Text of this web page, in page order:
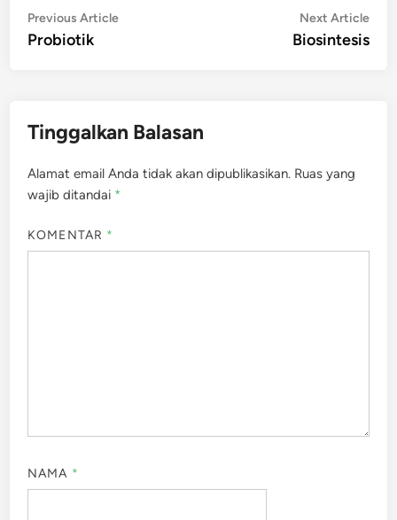
Navigasi
pos
Previous ArticlePrevious
Probiotik
Next Article
Biosintesis
Tinggalkan Balasan
Alamat email Anda tidak akan dipublikasikan. Ruas yang
wajib ditandai *
KOMENTAR *
NAMA *